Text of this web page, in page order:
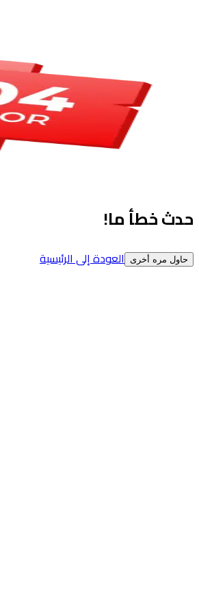
حدث خطأ ما!
حاول مره أخرى العودة إلى الرئيسية